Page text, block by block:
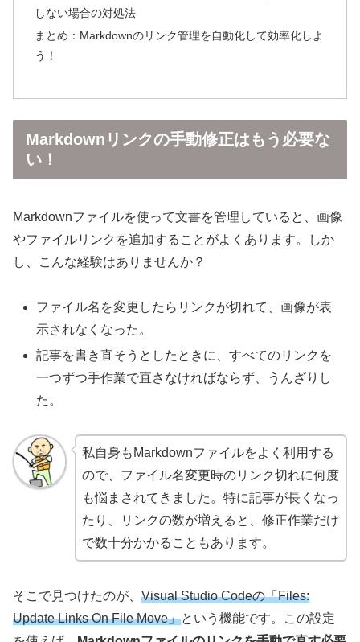
しない場合の対処法
まとめ：Markdownのリンク管理を自動化して効率化しよ
う！
Markdownリンクの手動修正はもう必要な
い！
Markdownファイルを使って文書を管理していると、画像
やファイルリンクを追加することがよくあります。しか
し、こんな経験はありませんか？
ファイル名を変更したらリンクが切れて、画像が表
示されなくなった。
記事を書き直そうとしたときに、すべてのリンクを
一つずつ手作業で直さなければならず、うんざりし
た。
私自身もMarkdownファイルをよく利用する
ので、ファイル名変更時のリンク切れに何度
も悩まされてきました。特に記事が長くなっ
たり、リンクの数が増えると、修正作業だけ
で数十分かかることもあります。
そこで見つけたのが、 Visual Studio Codeの「Files:
Update Links On File Move」という機能です。この設定